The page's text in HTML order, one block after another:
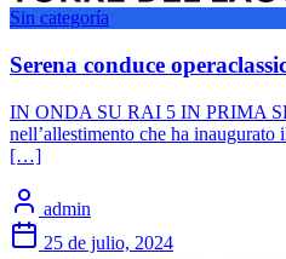
Sin categoría
Serena conduce
IN ONDA SU RAI 5 IN PRIMA
nell’allestimento che ha
[…]
admin
25 de julio, 2024